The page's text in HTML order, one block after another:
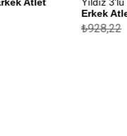
Erkek
Çekmezlik
₺928,22